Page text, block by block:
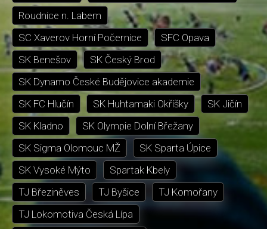
Roudnice n. Labem
SC Xaverov Horní Počernice
SFC Opava
SK Benešov
SK Český Brod
SK Dynamo České Budějovice akademie
SK FC Hlučín
SK Huhtamaki Okříšky
SK Jičín
SK Kladno
SK Olympie Dolní Břežany
SK Sigma Olomouc MŽ
SK Sparta Úpice
SK Vysoké Mýto
Spartak Kbely
TJ Březiněves
TJ Byšice
TJ Komořany
TJ Lokomotiva Česká Lípa